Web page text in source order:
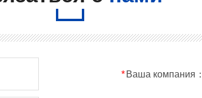
* Ваша компания